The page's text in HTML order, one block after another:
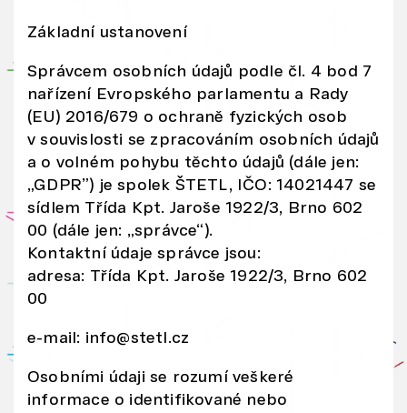
Základní ustanovení
Správcem osobních údajů podle čl. 4 bod 7
nařízení Evropského parlamentu a Rady
(EU) 2016/679 o ochraně fyzických osob
v souvislosti se zpracováním osobních údajů
a o volném pohybu těchto údajů (dále jen:
„GDPR”) je spolek ŠTETL, IČO: 14021447 se
sídlem Třída Kpt. Jaroše 1922/3, Brno 602
00 (dále jen: „správce“).
Kontaktní údaje správce jsou:
adresa: Třída Kpt. Jaroše 1922/3, Brno 602
00
e-mail: info@stetl.cz
Osobními údaji se rozumí veškeré
informace o identifikované nebo
r
m
a
c
e
o
pr
o
v
o
z
a
ží